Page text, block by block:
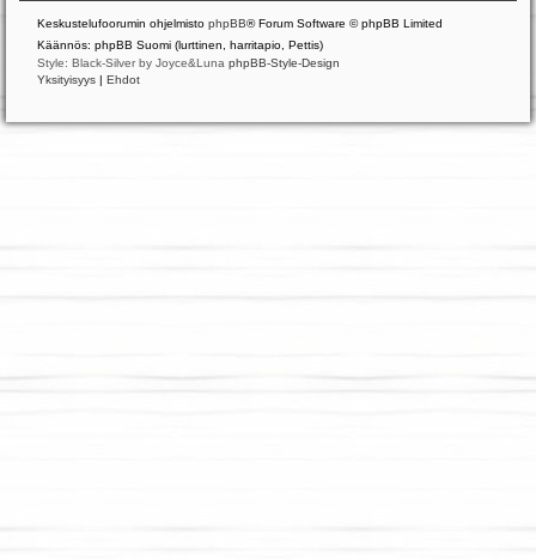
Keskustelufoorumin ohjelmisto phpBB® Forum Software © phpBB Limited
Käännös: phpBB Suomi (lurttinen, harritapio, Pettis)
Style: Black-Silver by Joyce&Luna phpBB-Style-Design
Yksityisyys | Ehdot